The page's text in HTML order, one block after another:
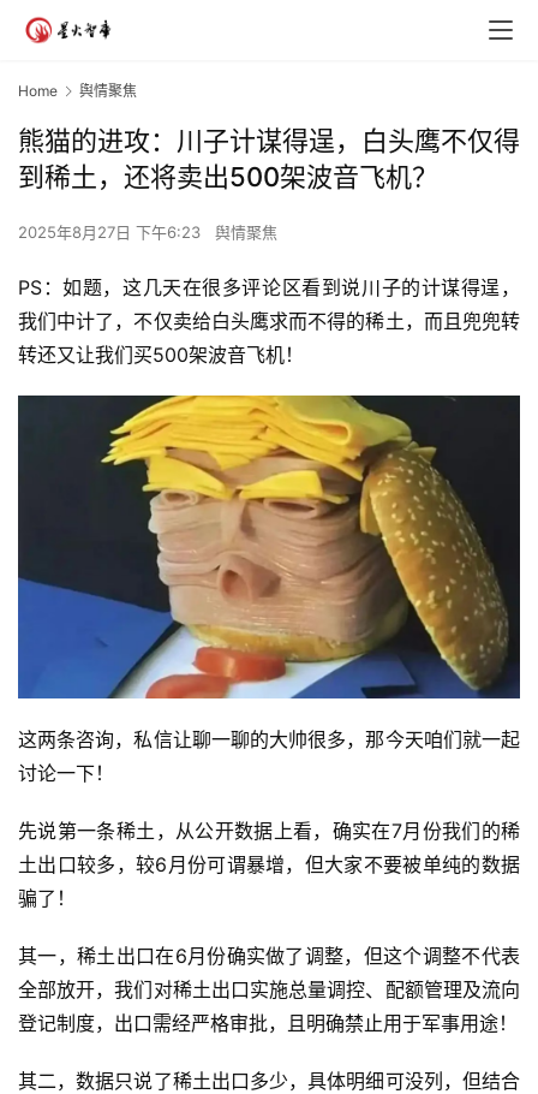
Home 舆情聚焦
熊猫的进攻：川子计谋得逞，白头鹰不仅得
到稀土，还将卖出500架波音飞机？
2025年8月27日 下午6:23 舆情聚焦
PS：如题，这几天在很多评论区看到说川子的计谋得逞，
我们中计了，不仅卖给白头鹰求而不得的稀土，而且兜兜转
转还又让我们买500架波音飞机！
这两条咨询，私信让聊一聊的大帅很多，那今天咱们就一起
讨论一下！
先说第一条稀土，从公开数据上看，确实在7月份我们的稀
土出口较多，较6月份可谓暴增，但大家不要被单纯的数据
骗了！
其一，稀土出口在6月份确实做了调整，但这个调整不代表
全部放开，我们对稀土出口实施总量调控、配额管理及流向
登记制度，出口需经严格审批，且明确禁止用于军事用途！
其二，数据只说了稀土出口多少，具体明细可没列，但结合